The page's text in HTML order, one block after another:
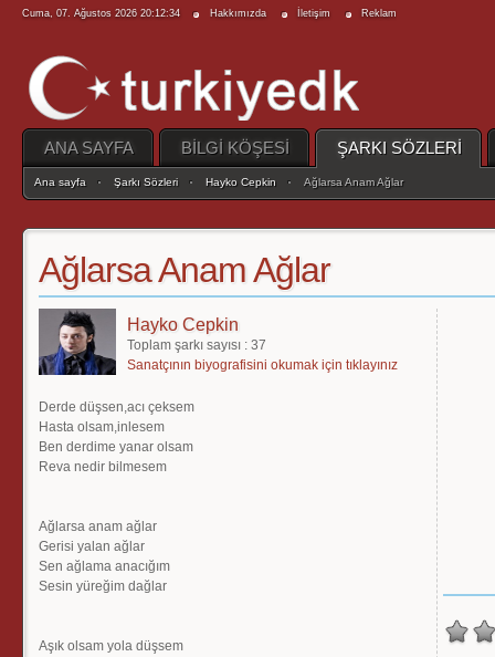
Cuma, 07. Ağustos 2026 20:12:34 Hakkımızda İletişim Reklam
ANA SAYFA BİLGİ KÖŞESİ ŞARKI SÖZLERİ
Ana sayfa Şarkı Sözleri Hayko Cepkin Ağlarsa Anam Ağlar
Ağlarsa Anam Ağlar
Hayko Cepkin
Toplam şarkı sayısı : 37
Sanatçının biyografisini okumak için tıklayınız
Derde düşsen,acı çeksem
Hasta olsam,inlesem
Ben derdime yanar olsam
Reva nedir bilmesem
Ağlarsa anam ağlar
Gerisi yalan ağlar
Sen ağlama anacığım
Sesin yüreğim dağlar
Aşık olsam yola düşsem